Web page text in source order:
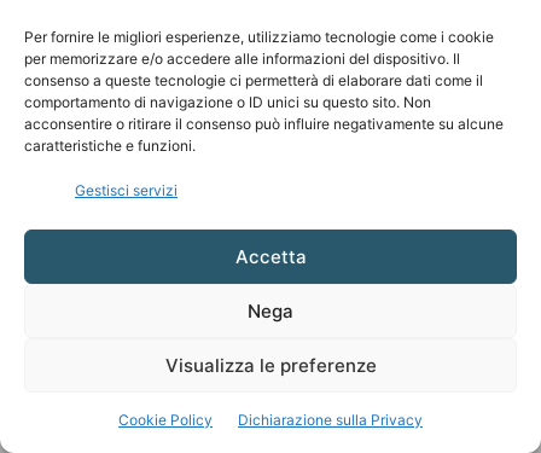
Per fornire le migliori esperienze, utilizziamo tecnologie come i cookie
per memorizzare e/o accedere alle informazioni del dispositivo. Il
consenso a queste tecnologie ci permetterà di elaborare dati come il
comportamento di navigazione o ID unici su questo sito. Non
acconsentire o ritirare il consenso può influire negativamente su alcune
caratteristiche e funzioni.
Gestisci servizi
Accetta
Nega
Visualizza le preferenze
Cookie Policy Dichiarazione sulla Privacy